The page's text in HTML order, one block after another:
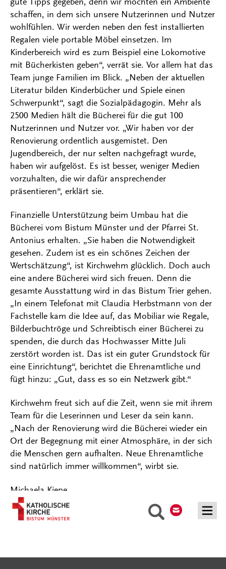
Suche
schaffen, in dem sich unsere Nutzerinnen und Nutzer
wohlfühlen. Wir werden neben den fest installierten
Regalen viele portable Möbel einsetzen. Im
Kinderbereich wird es zum Beispiel eine Lokomotive
mit Bücherkisten geben“, verrät sie. Vor allem hat das
Team junge Familien im Blick. „Neben der aktuellen
Literatur bilden Kinderbücher und Spiele einen
Schwerpunkt“, sagt die Sozialpädagogin. Mehr als
2500 Medien hält die Bücherei für die gut 100
Nutzerinnen und Nutzer vor. „Wir haben vor der
Renovierung ordentlich ausgemistet. Den
Jugendbereich, der nur selten nachgefragt wurde,
haben wir aufgelöst. Es ist besser, weniger Medien
vorzuhalten, die wir dafür ansprechender
präsentieren“, erklärt sie.
Finanzielle Unterstützung beim Umbau hat die
Bücherei vom Bistum Münster und der Pfarrei St.
Antonius erhalten. „Sie haben die Notwendigkeit
gesehen. Zudem ist es ein schönes Zeichen der
Wertschätzung“, ist Kirchwehm glücklich. Doch auch
eine andere Bücherei wird sich freuen. Denn die
gesamte Ausstattung wird in das Bistum Trier gehen.
„In einem Telefonat mit Claudia Herbstmann von der
Fachstelle kam die Idee auf, das Mobiliar wie Regale,
Bilderbuchtröge und Schreibtisch einer Bücherei zu
spenden, die durch das Hochwasser Mitte Juli
zerstört worden ist. Das ist ein guter Grundstock für
eine Einrichtung“, berichtet die Ehrenamtliche und
fügt hinzu: „Gut, dass es so ein Netzwerk gibt.“
Kirchwehm freut sich auf die Zeit, wenn sie mit ihrem
Team für die Leserinnen und Leser da sein kann.
„Nach der Renovierung wird die Bücherei wieder ein
Ort der Begegnung mit einer Atmosphäre, in der sich
die Menschen gern aufhalten. Neue Ehrenamtliche
sind natürlich immer willkommen“, wirbt sie.
Michaela Kiepe